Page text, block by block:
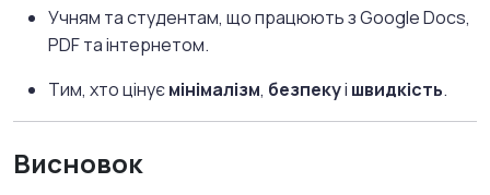
Учням та студентам, що працюють з Google Docs,
PDF та інтернетом.
Тим, хто цінуємінімалізм, безпекуі швидкість.
Висновок